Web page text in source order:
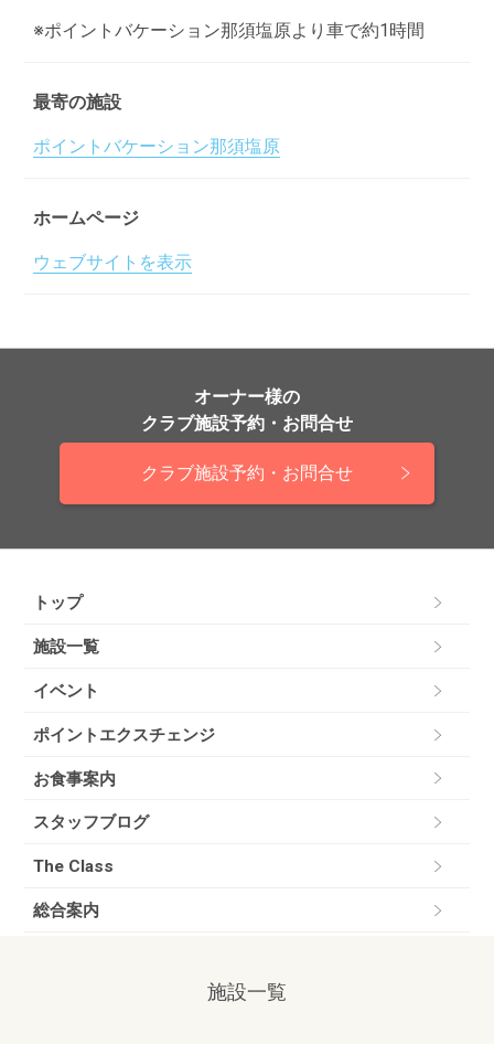
※ポイントバケーション那須塩原より車で約1時間
最寄の施設
ポイントバケーション那須塩原
ホームページ
ウェブサイトを表示
オーナー様の
クラブ施設予約・お問合せ
クラブ施設予約・お問合せ
トップ
施設一覧
イベント
ポイントエクスチェンジ
お食事案内
スタッフブログ
The Class
総合案内
施設一覧